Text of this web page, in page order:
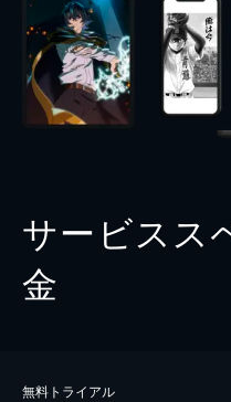
サービスス
金
無料トライアル